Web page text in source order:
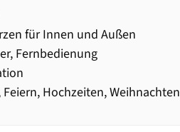
für Innen und Außen
Fernbedienung
Hochzeiten, Weihnachten